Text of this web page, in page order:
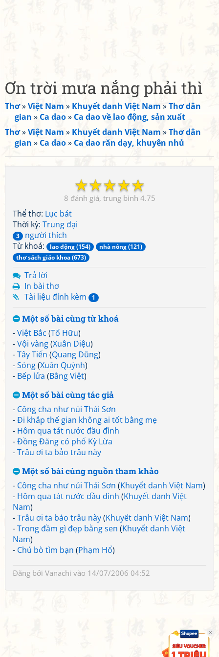
Ơn trời mưa nắng phải thì
Thơ»Việt Nam » Khuyết danh Việt Nam »Thơ dân
gian » Ca dao» Ca dao về lao động, sản xuất
Thơ»Việt Nam » Khuyết danh Việt Nam »Thơ dân
gian » Ca dao» Ca dao răn dạy, khuyên nhủ
☆
☆
☆
☆
☆
8 4.75
Thể thơ: Lục bát
Thời kỳ: Trung đại
3
người thích
Từ khoá:
lao động (154)
nhà nông (121)
thơ sách giáo khoa (673)
Trả lời
In bài thơ
Tài liệu đính kèm
1
Một số bài cùng từ khoá
-Việt Bắc (Tố Hữu)
-Vội vàng(Xuân Diệu)
-Tây Tiến (Quang Dũng)
-Sóng(Xuân Quỳnh)
- Bếp lửa (Bằng Việt)
Một số bài cùng tác giả
- Công cha như núi Thái Sơn
-Đi khắp thế gian không ai tốt bằng mẹ
- Hôm qua tát nước đầu đình
-Đồng Đăng có phố Kỳ Lừa
-Trâu ơi ta bảo trâu này
Một số bài cùng nguồn tham khảo
- Công cha như núi Thái Sơn (Khuyết danh Việt Nam)
- Hôm qua tát nước đầu đình (Khuyết danh Việt
Nam)
-Trâu ơi ta bảo trâu này(Khuyết danh Việt Nam)
-Trong đầm gì đẹp bằng sen (Khuyết danh Việt
Nam)
- Chú bò tìm bạn (Phạm Hổ)
Đăng bởi Vanachi vào 14/07/2006 04:52